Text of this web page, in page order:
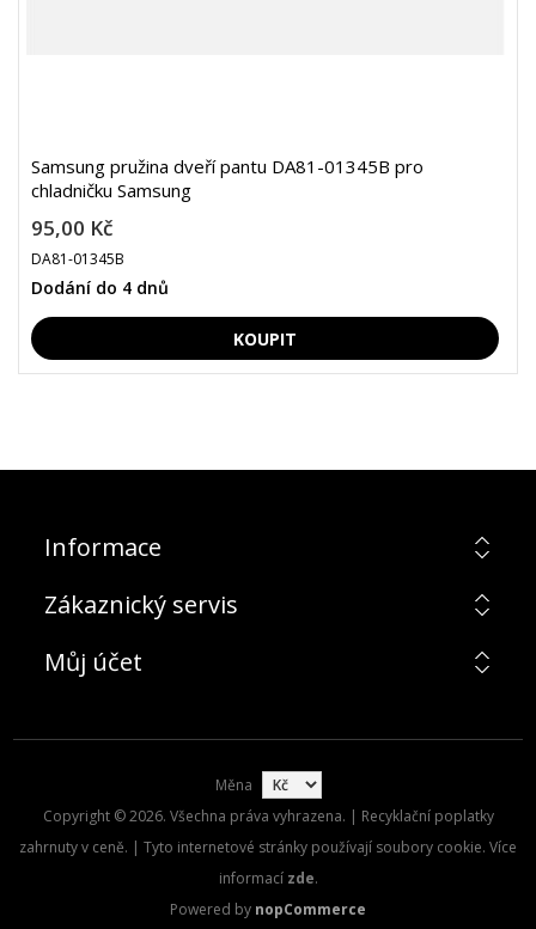
Samsung pružina dveří pantu DA81-01345B pro
chladničku Samsung
95,00 Kč
DA81-01345B
Dodání do 4 dnů
Informace
Zákaznický servis
Můj účet
Měna
Copyright © 2026. Všechna práva vyhrazena. | Recyklační poplatky
zahrnuty v ceně. | Tyto internetové stránky používají soubory cookie. Více
informací zde.
Powered by nopCommerce